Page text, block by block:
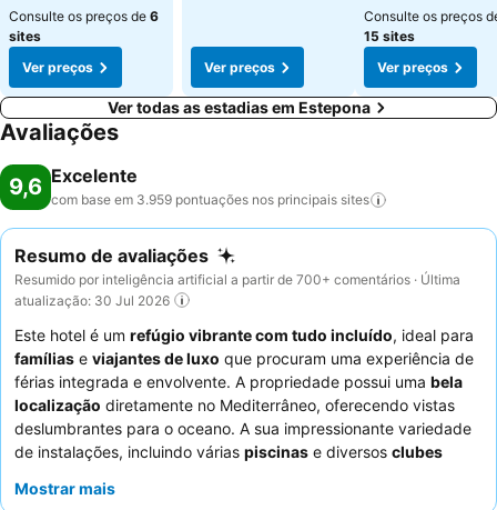
Consulte os preços de 6
sites
Ver preços
Ver preços
Consulte os preços
15 sites
Ver preços
Ver todas as estadias em Estepona
Avaliações
9,6 Excelente
com base em 3.959 pontuações nos principais sites
Resumo de avaliações
Resumido por inteligência artificial a partir de 700+ comentários · Última
atualização: 30 Jul 2026
Este hotel é um refúgio vibrante com tudo incluído, ideal para
famílias e viajantes de luxo que procuram uma experiência de
férias integrada e envolvente. A propriedade possui uma bela
localização diretamente no Mediterrâneo, oferecendo vistas
deslumbrantes para o oceano. A sua impressionante variedade
de instalações, incluindo várias piscinas e diversos clubes
consistentemente o
Mostrar mais